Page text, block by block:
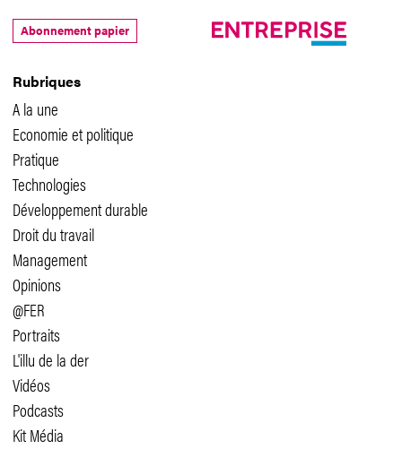
Rubriques
A la une
Economie et politique
Pratique
Technologies
Développement durable
Droit du travail
Management
Opinions
@FER
Portraits
L'illu de la der
Vidéos
Podcasts
Kit Média
Abonnement papier